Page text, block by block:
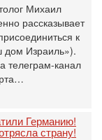
Михаил
рассказывает
к
Израиль»).
телеграм-канал
Германию!
страну!